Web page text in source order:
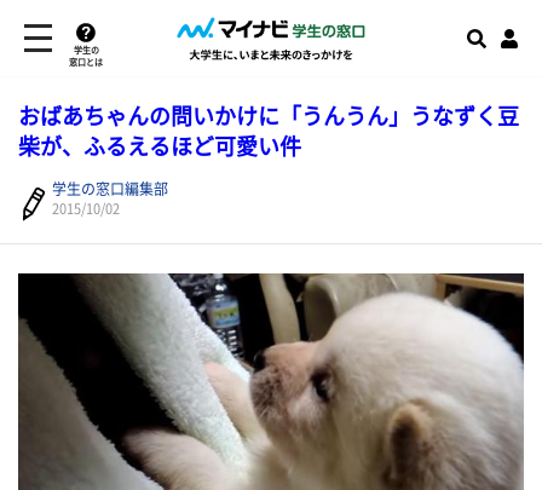
学生の
窓口とは
おばあちゃんの問いかけに「うんうん」うなずく豆
柴が、ふるえるほど可愛い件
学生の窓口編集部
2015/10/02